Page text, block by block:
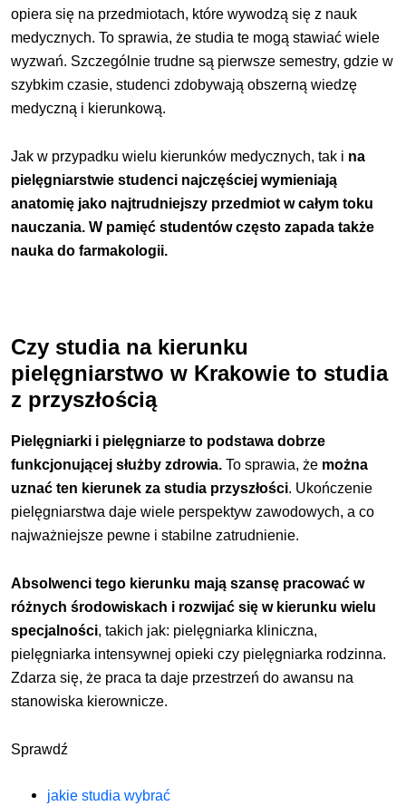
opiera się na przedmiotach, które wywodzą się z nauk
medycznych. To sprawia, że studia te mogą stawiać wiele
wyzwań. Szczególnie trudne są pierwsze semestry, gdzie w
szybkim czasie, studenci zdobywają obszerną wiedzę
medyczną i kierunkową.
Jak w przypadku wielu kierunków medycznych, tak i na
pielęgniarstwie studenci najczęściej wymieniają
anatomię jako najtrudniejszy przedmiot w całym toku
nauczania. W pamięć studentów często zapada także
nauka do farmakologii.
Czy studia na kierunku
pielęgniarstwo w Krakowie to studia
z przyszłością
Pielęgniarki i pielęgniarze to podstawa dobrze
funkcjonującej służby zdrowia. To sprawia, że można
uznać ten kierunek za studia przyszłości. Ukończenie
pielęgniarstwa daje wiele perspektyw zawodowych, a co
najważniejsze pewne i stabilne zatrudnienie.
Absolwenci tego kierunku mają szansę pracować w
różnych środowiskach i rozwijać się w kierunku wielu
specjalności, takich jak: pielęgniarka kliniczna,
pielęgniarka intensywnej opieki czy pielęgniarka rodzinna.
Zdarza się, że praca ta daje przestrzeń do awansu na
stanowiska kierownicze.
Sprawdź
jakie studia wybrać